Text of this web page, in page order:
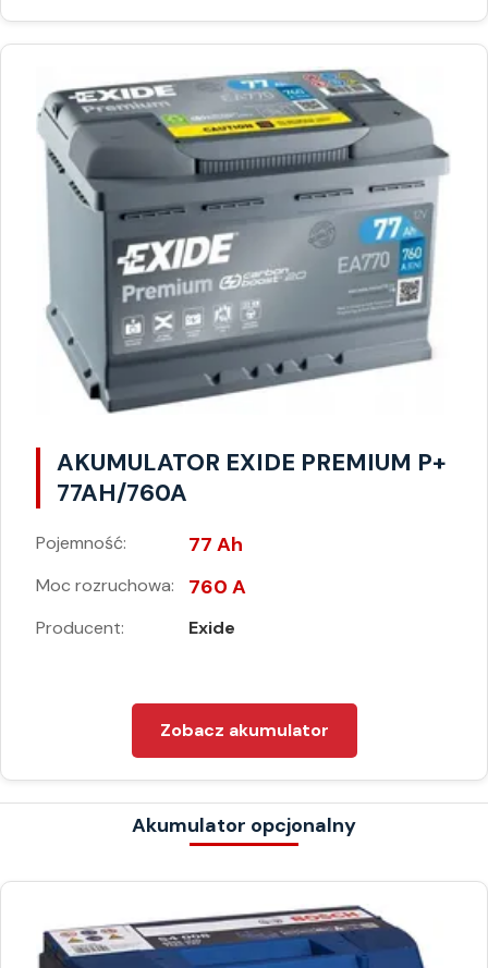
AKUMULATOR EXIDE PREMIUM P+
77AH/760A
Pojemność: 77 Ah
Moc rozruchowa: 760 A
Producent: Exide
Zobacz akumulator
Akumulator opcjonalny